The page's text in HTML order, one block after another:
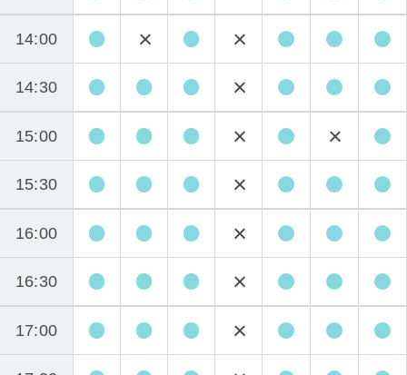
14:00
14:30
15:00
15:30
16:00
16:30
17:00